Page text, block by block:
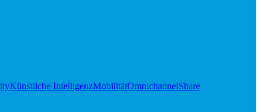
Künstliche IntelligenzMobilitätOmnichannelShare